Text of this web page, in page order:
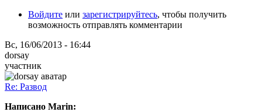
Войдите или зарегистрируйтесь, чтобы получить
возможность отправлять комментарии
Вс, 16/06/2013 - 16:44
dorsay
участник
Re: Развод
Написано Marin: